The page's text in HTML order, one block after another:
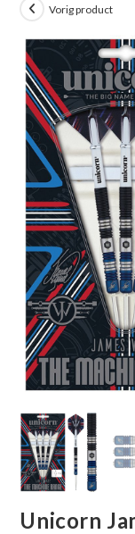
Vorig product
Unicorn